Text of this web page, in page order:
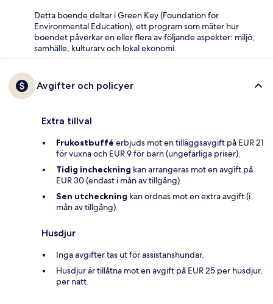
Detta boende deltar i Green Key (Foundation for
Environmental Education), ett program som mäter hur
boendet påverkar en eller flera av följande aspekter: miljö,
samhälle, kulturarv och lokal ekonomi.
Avgifter och policyer
Extra tillval
Frukostbuffé erbjuds mot en tilläggsavgift på EUR 21
för vuxna och EUR 9 för barn (ungefärliga priser).
Tidig incheckning kan arrangeras mot en avgift på
EUR 30 (endast i mån av tillgång).
Sen utcheckning kan ordnas mot en extra avgift (i
mån av tillgång).
Husdjur
Inga avgifter tas ut för assistanshundar.
Husdjur är tillåtna mot en avgift på EUR 25 per husdjur,
per natt.